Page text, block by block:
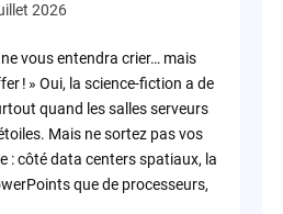
2026
ne vous entendra crier… mais
! » Oui, la science-fiction a de
quand les salles serveurs
Mais ne sortez pas vos
: côté data centers spatiaux, la
que de processeurs,